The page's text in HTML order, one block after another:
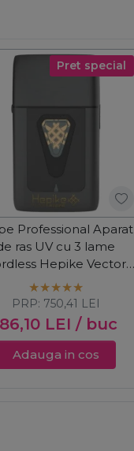
Pret special
Professional Aparat
ras UV cu 3 lame
Hepike Vector
6362
LEI / buc
PRP: 750,41 LEI
Adauga in cos